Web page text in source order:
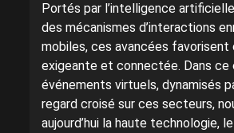
Portés par l’intelligence
des mécanismes d’interactions
mobiles, ces avancées
exigeante et connectée. Dans
événements virtuels, dynamisés
regard croisé sur ces secteurs,
aujourd’hui la haute technologie,